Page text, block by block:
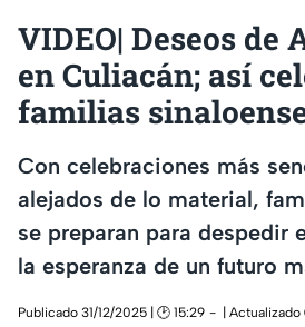
VIDEO| Deseos de
en Culiacán; así
familias
Con celebraciones más
alejados de lo material,
se preparan para despedir
la esperanza de un futuro
Publicado 31/12/2025 | 🕑 15:29
| Actualizado